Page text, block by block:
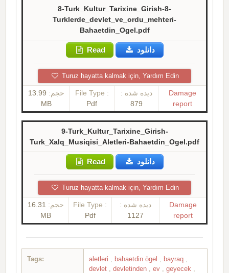
8-Turk_Kultur_Tarixine_Girish-8-
Turklerde_devlet_ve_ordu_mehteri-
Bahaetdin_Ogel.pdf
Read دانلود
Turuz hayatta kalmak için, Yardım Edin
حجم: 13.99
MB
File Type :
Pdf
دیده شده :
879
Damage
report
9-Turk_Kultur_Tarixine_Girish-
Turk_Xalq_Musiqisi_Aletleri-Bahaetdin_Ogel.pdf
Read دانلود
Turuz hayatta kalmak için, Yardım Edin
حجم: 16.31
MB
File Type :
Pdf
دیده شده :
1127
Damage
report
Tags: aletleri bahaetdin ögel bayraq
devlet
devletinden ev geyecek